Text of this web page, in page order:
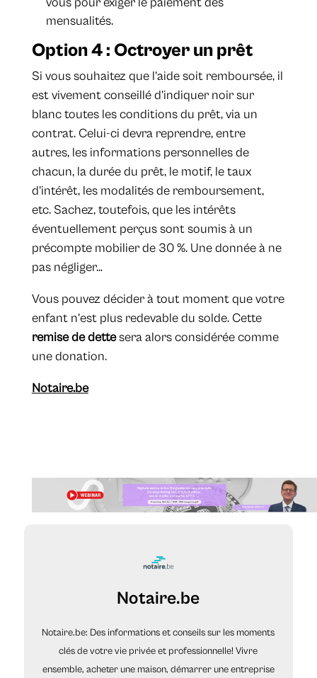
mensualités.
Option 4 : Octroyer un prêt
Si vous souhaitez que l’aide soit remboursée, il
est vivement conseillé d’indiquer noir sur
blanc toutes les conditions du prêt, via un
contrat. Celui-ci devra reprendre, entre
autres, les informations personnelles de
chacun, la durée du prêt, le motif, le taux
d’intérêt, les modalités de remboursement,
etc. Sachez, toutefois, que les intérêts
éventuellement perçus sont soumis à un
précompte mobilier de 30 %. Une donnée à ne
pas négliger…
Vous pouvez décider à tout moment que votre
enfant n’est plus redevable du solde. Cette
remise de dettesera alors considérée comme
une donation.
Notaire.be
Notaire.be
Notaire.be: Des informations et conseils sur les moments
clés de votre vie privée et professionnelle! Vivre
ensemble, acheter une maison, démarrer une entreprise